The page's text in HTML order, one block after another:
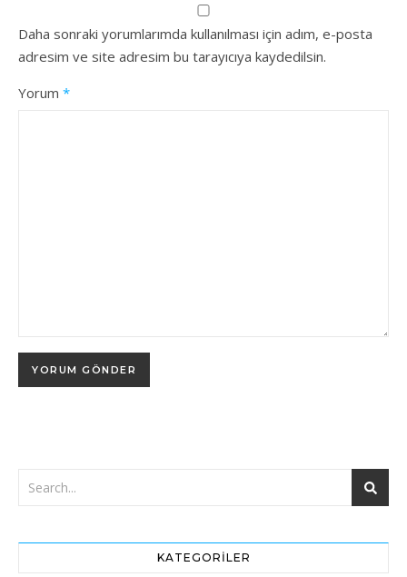
Daha sonraki yorumlarımda kullanılması için adım, e-posta
adresim ve site adresim bu tarayıcıya kaydedilsin.
Yorum *
KATEGORILER